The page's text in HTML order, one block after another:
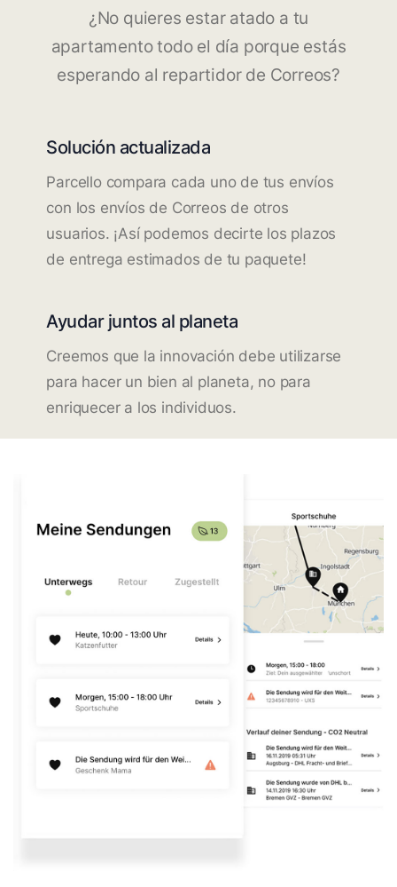
¿No quieres estar atado a tu
apartamento todo el día porque estás
esperando al repartidor de Correos?
Solución actualizada
Parcello compara cada uno de tus envíos
con los envíos de Correos de otros
usuarios. ¡Así podemos decirte los plazos
de entrega estimados de tu paquete!
Ayudar juntos al planeta
Creemos que la innovación debe utilizarse
para hacer un bien al planeta, no para
enriquecer a los individuos.